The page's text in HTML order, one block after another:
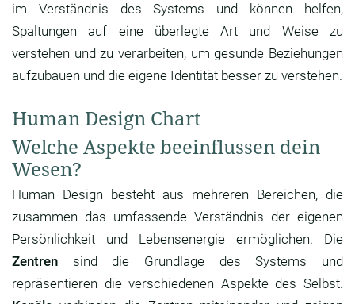
im Verständnis des Systems und können helfen,
Spaltungen auf eine überlegte Art und Weise zu
verstehen und zu verarbeiten, um gesunde Beziehungen
aufzubauen und die eigene Identität besser zu verstehen.
Human Design Chart
Welche Aspekte beeinflussen dein
Wesen?
Human Design besteht aus mehreren Bereichen, die
zusammen das umfassende Verständnis der eigenen
Persönlichkeit und Lebensenergie ermöglichen. Die
Zentren sind die Grundlage des Systems und
repräsentieren die verschiedenen Aspekte des Selbst.